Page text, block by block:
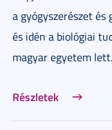
a gyógyszerészet
és idén a biológiai
magyar egyetem lett.
Részletek